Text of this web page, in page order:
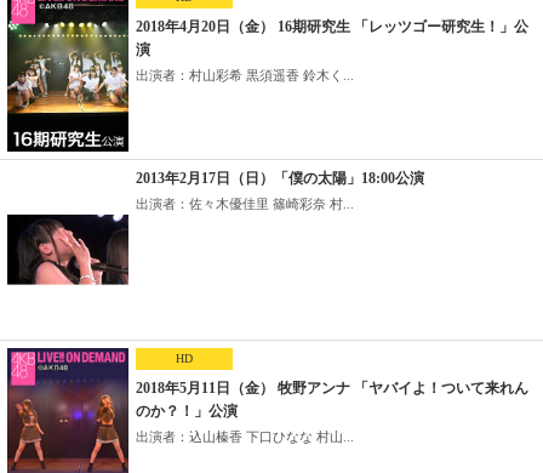
2018年4月20日（金） 16期研究生 「レッツゴー研究生！」公
演
出演者：村山彩希 黒須遥香 鈴木く...
2013年2月17日（日）「僕の太陽」18:00公演
出演者：佐々木優佳里 篠崎彩奈 村...
HD
2018年5月11日（金） 牧野アンナ 「ヤバイよ！ついて来れん
のか？！」公演
出演者：込山榛香 下口ひなな 村山...